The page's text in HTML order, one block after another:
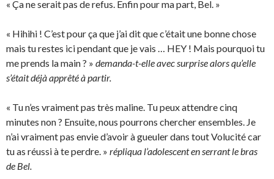
« Ça ne serait pas de refus. Enfin pour ma part, Bel. »
« Hihihi ! C’est pour ça que j’ai dit que c’était une bonne chose
mais tu restes ici pendant que je vais … HEY ! Mais pourquoi tu
me prends la main ? » demanda-t-elle avec surprise alors qu’elle
s’était déjà apprêté à partir.
« Tu n’es vraiment pas très maline. Tu peux attendre cinq
minutes non ? Ensuite, nous pourrons chercher ensembles. Je
n’ai vraiment pas envie d’avoir à gueuler dans tout Volucité car
tu as réussi à te perdre. » répliqua l’adolescent en serrant le bras
de Bel.